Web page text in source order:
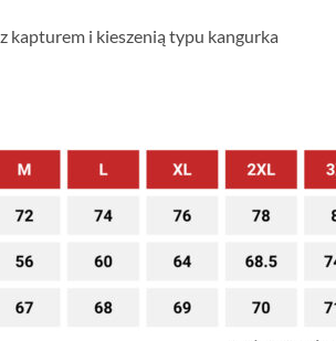
kapturem i kieszenią typu kangurka